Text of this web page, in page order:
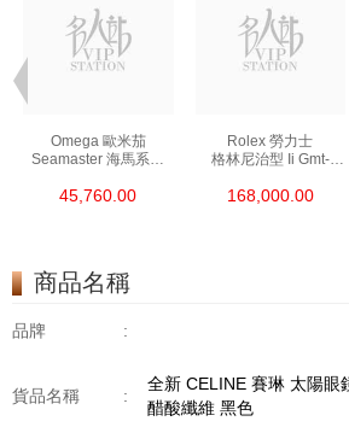
Omega 歐米茄
Seamaster 海馬系列
精鋼 Nekton Edition
45,760.00
Rolex 勞力士
格林尼治型 Ii Gmt-
0002 18kt玫瑰金/鋼
168,000.00
商品名稱
品牌 :
貨品名稱 :
全新 CELINE 賽琳 太陽眼
醋酸纖維 黑色